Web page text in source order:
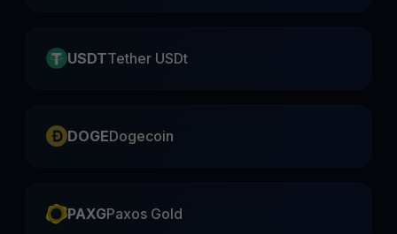
USDTTether USDt
DOGEDogecoin
PAXGPaxos Gold